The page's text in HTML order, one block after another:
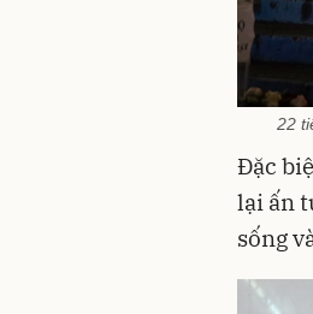
22
Đặc
lại ấn
sống